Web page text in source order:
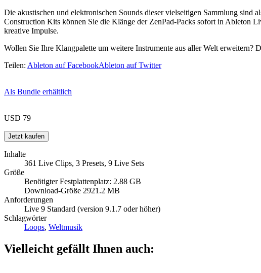
Die akustischen und elektronischen Sounds dieser vielseitigen Sammlung
Construction Kits können Sie die Klänge der ZenPad-Packs sofort in Ableton
kreative Impulse.
Wollen Sie Ihre Klangpalette um weitere Instrumente aus aller Welt erweitern?
Teilen: Ableton auf FacebookAbleton auf Twitter
Als Bundle erhältlich
USD 79
Inhalte
361 Live Clips, 3 Presets, 9 Live Sets
Größe
Benötigter Festplattenplatz: 2.88 GB
Download-Größe 2921.2 MB
Anforderungen
Live 9 Standard (version 9.1.7 oder höher)
Schlagwörter
Loops, Weltmusik
Vielleicht gefällt Ihnen auch: